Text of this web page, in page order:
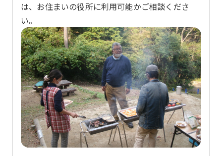
は、お住まいの役所に利用可能かご相談くださ
い。